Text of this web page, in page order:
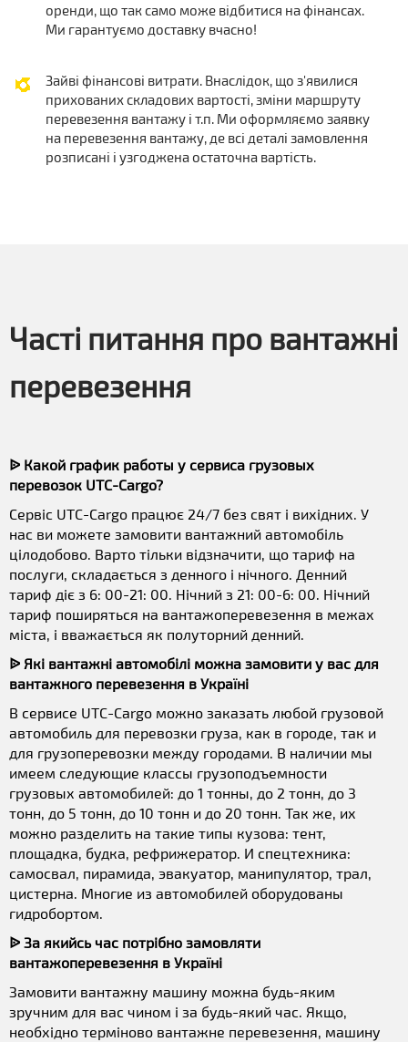
оренди, що так само може відбитися на фінансах.
Ми гарантуємо доставку вчасно!
Зайві фінансові витрати. Внаслідок, що з'явилися
прихованих складових вартості, зміни маршруту
перевезення вантажу і т.п. Ми оформляємо заявку
на перевезення вантажу, де всі деталі замовлення
розписані і узгоджена остаточна вартість.
Часті питання про вантажні
перевезення
ᐉ Какой график работы у сервиса грузовых
перевозок UTC-Cargo?
Сервіс UTC-Cargo працює 24/7 без свят і вихідних. У
нас ви можете замовити вантажний автомобіль
цілодобово. Варто тільки відзначити, що тариф на
послуги, складається з денного і нічного. Денний
тариф діє з 6: 00-21: 00. Нічний з 21: 00-6: 00. Нічний
тариф поширяться на вантажоперевезення в межах
міста, і вважається як полуторний денний.
ᐉ Які вантажні автомобілі можна замовити у вас для
вантажного перевезення в Україні
В сервисе UTC-Cargo можно заказать любой грузовой
автомобиль для перевозки груза, как в городе, так и
для грузоперевозки между городами. В наличии мы
имеем следующие классы грузоподъемности
грузовых автомобилей: до 1 тонны, до 2 тонн, до 3
тонн, до 5 тонн, до 10 тонн и до 20 тонн. Так же, их
можно разделить на такие типы кузова: тент,
площадка, будка, рефрижератор. И спецтехника:
самосвал, пирамида, эвакуатор, манипулятор, трал,
цистерна. Многие из автомобилей оборудованы
гидробортом.
ᐉ За якийсь час потрібно замовляти
вантажоперевезення в Україні
Замовити вантажну машину можна будь-яким
зручним для вас чином і за будь-який час. Якщо,
необхідно терміново вантажне перевезення, машину